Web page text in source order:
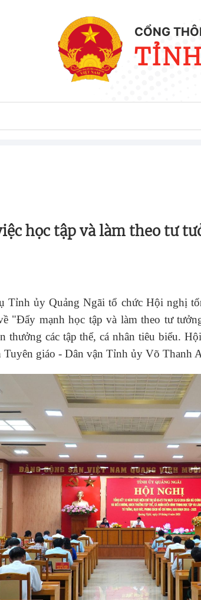
CỔNG
học tập và làm theo tư
Tỉnh ủy Quảng Ngãi tổ chức Hội nghị
"Đẩy mạnh học tập và làm theo tư
thưởng các tập thể, cá nhân tiêu biểu.
giáo - Dân vận Tỉnh ủy Võ Thanh